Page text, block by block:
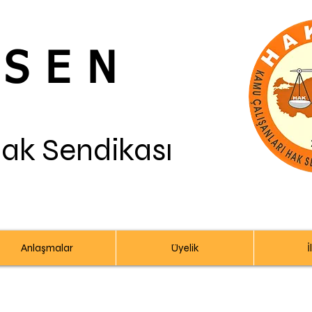
Sendikası
Anlaşmalar Üyelik